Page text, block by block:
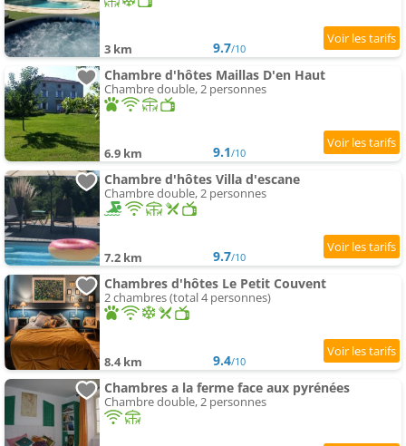
3 km 9.7/10
Chambre d'hôtes Maillas D'en Haut
Chambre double, 2 personnes
6.9 km 9.1/10
Chambre d'hôtes Villa d'escane
Chambre double, 2 personnes
7.2 km 9.7/10
Chambres d'hôtes Le Petit Couvent
2 chambres (total 4 personnes)
8.4 km 9.4/10
Chambres a la ferme face aux pyrénées
Chambre double, 2 personnes